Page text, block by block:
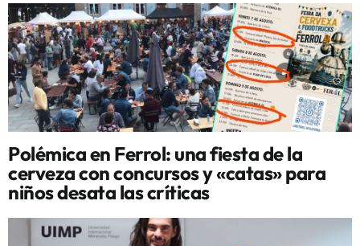
Polémica en Ferrol: una fiesta de la
cerveza con concursos y «catas» para
niños desata las críticas